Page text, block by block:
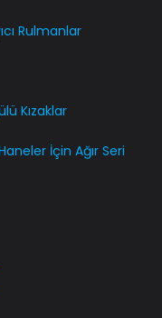
Rulmanlar
Kızaklar
İçin Ağır Seri